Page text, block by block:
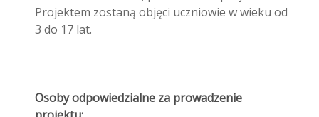
Projektem zostaną objęci uczniowie w wieku od
3 do 17 lat.
Osoby odpowiedzialne za prowadzenie